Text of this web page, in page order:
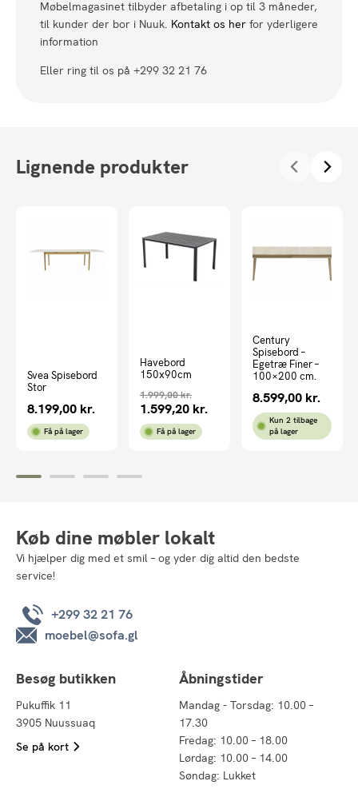
Møbelmagasinet tilbyder afbetaling i op til 3 måneder,
til kunder der bor i Nuuk. Kontakt os her for yderligere
information
Eller ring til os på +299 32 21 76
Lignende produkter
Svea Spisebord
Stor
8.199,00 kr.
Få på lager
Havebord
150x90cm
1.999,00kr.
1.599,20 kr.
Få på lager
Century
Spisebord –
Egetræ Finer –
100×200 cm.
8.599,00 kr.
Kun 2 tilbage
på lager
Køb dine møbler lokalt
Vi hjælper dig med et smil – og yder dig altid den bedste
service!
+299 32 21 76
moebel@sofa.gl
Besøg butikken
Pukuffik 11
3905 Nuussuaq
Se på kort
Åbningstider
Mandag - Torsdag: 10.00 –
17.30
Fredag: 10.00 – 18.00
Lørdag: 10.00 – 14.00
Søndag: Lukket